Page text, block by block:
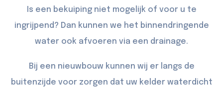
Is een bekuiping niet mogelijk of voor u te
ingrijpend? Dan kunnen we het binnendringende
water ook afvoeren via een drainage.
Bij een nieuwbouw kunnen wij er langs de
buitenzijde voor zorgen dat uw kelder waterdicht